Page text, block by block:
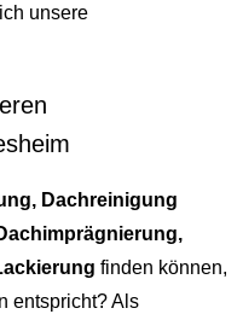
unsere
Dachreinigung
finden können,
entspricht? Als